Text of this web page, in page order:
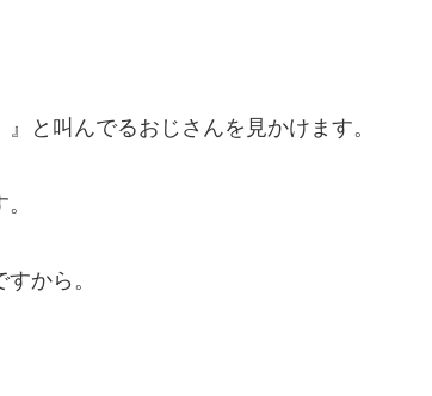
と叫んでるおじさんを見かけます。
から。